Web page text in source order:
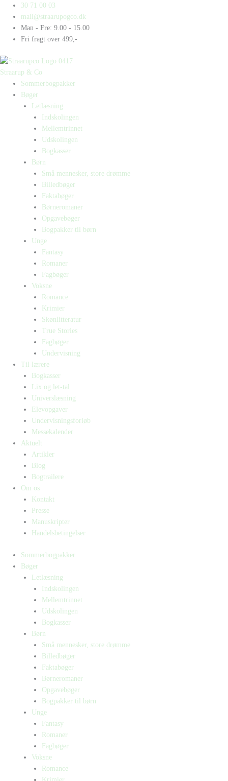
indholdet
30 71 00 03
mail@straarupogco.dk
Man - Fre: 9.00 - 15.00
Fri fragt over 499,-
Straarup & Co
Sommerbogpakker
Bøger
Letlæsning
Indskolingen
Mellemtrinnet
Udskolingen
Bogkasser
Børn
Små mennesker, store drømme
Billedbøger
Faktabøger
Børneromaner
Opgavebøger
Bogpakker til børn
Unge
Fantasy
Romaner
Fagbøger
Voksne
Romance
Krimier
Skønlitteratur
True Stories
Fagbøger
Undervisning
Til lærere
Bogkasser
Lix og let-tal
Universlæsning
Elevopgaver
Undervisningsforløb
Messekalender
Aktuelt
Artikler
Blog
Bogtrailere
Om os
Kontakt
Presse
Manuskripter
Handelsbetingelser
Sommerbogpakker
Bøger
Letlæsning
Indskolingen
Mellemtrinnet
Udskolingen
Bogkasser
Børn
Små mennesker, store drømme
Billedbøger
Faktabøger
Børneromaner
Opgavebøger
Bogpakker til børn
Unge
Fantasy
Romaner
Fagbøger
Voksne
Romance
Products
search
Products
search